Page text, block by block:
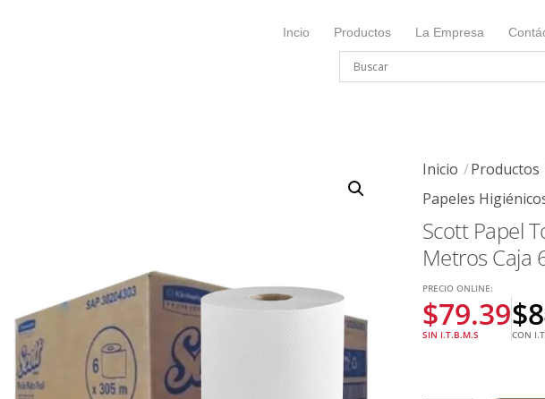
Incio Productos La Empresa
Inicio
Productos
Papeles
Scott Papel
Metros Caja
PRECIO ONLINE:
$79.39
SIN I.T.B.M.S
$
CON